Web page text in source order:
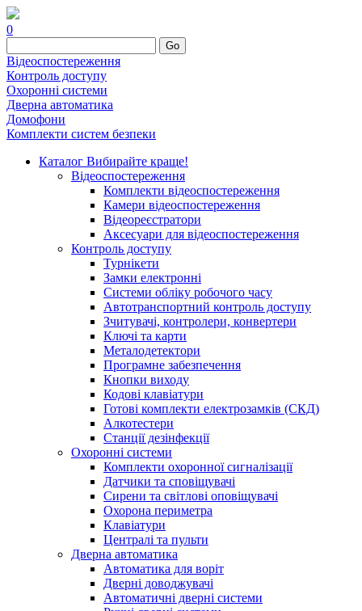
0
Go
Відеоспостереження
Контроль доступу
Охоронні системи
Дверна автоматика
Домофони
Комплекти систем безпеки
Каталог Вибирайте краще!
Відеоспостереження
Комплекти відеоспостереження
Камери відеоспостереження
Відеореєстратори
Аксесуари для відеоспостереження
Контроль доступу
Турнікети
Замки електронні
Системи обліку робочого часу
Автотранспортний контроль доступу
Зчитувачі, контролери, конвертери
Ключі та карти
Металодетектори
Програмне забезпечення
Кнопки виходу
Кодові клавіатури
Готові комплекти електрозамків (СКД)
Алкотестери
Станції дезінфекції
Охоронні системи
Комплекти охоронної сигналізації
Датчики та сповіщувачі
Сирени та світлові оповіщувачі
Охорона периметра
Клавіатури
Централі та пульти
Дверна автоматика
Автоматика для воріт
Дверні доводжувачі
Автоматичні дверні системи